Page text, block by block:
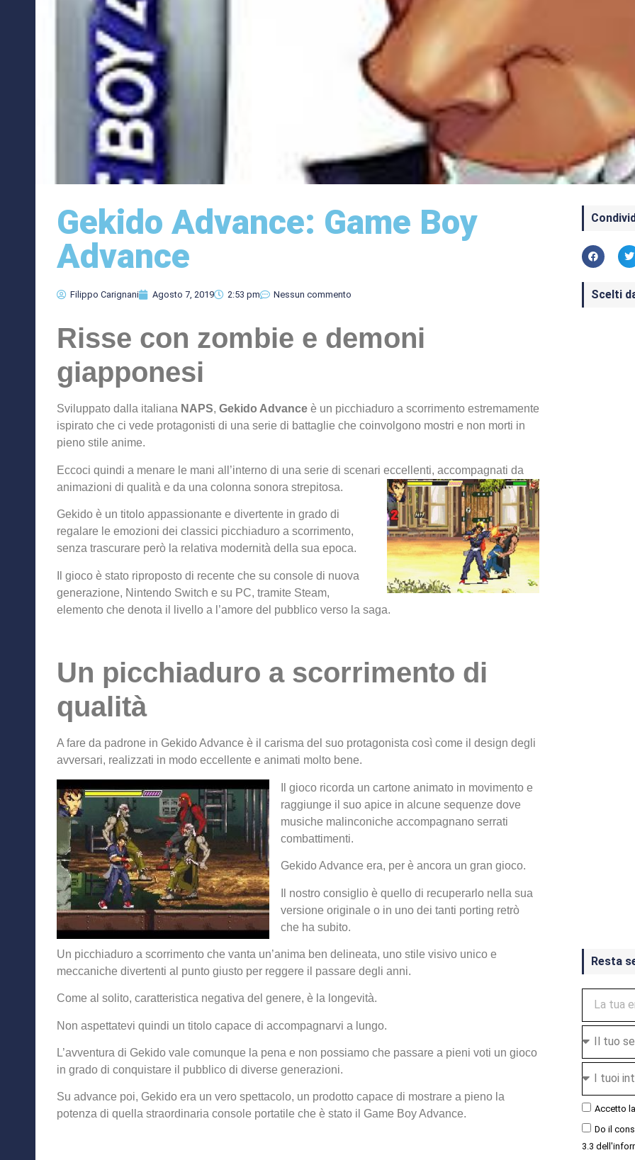
Gekido Advance: Game Boy
Advance
Filippo Carignani Agosto 7, 2019 2:53 pm Nessun commento
Risse con zombie e demoni
giapponesi
Sviluppato dalla italiana NAPS, Gekido Advance è un picchiaduro a scorrimento estremamente
ispirato che ci vede protagonisti di una serie di battaglie che coinvolgono mostri e non morti in
pieno stile anime.
Eccoci quindi a menare le mani all’interno di una serie di scenari eccellenti, accompagnati da
animazioni di qualità e da una colonna sonora strepitosa.
Gekido è un titolo appassionante e divertente in grado di
regalare le emozioni dei classici picchiaduro a scorrimento,
senza trascurare però la relativa modernità della sua epoca.
Il gioco è stato riproposto di recente che su console di nuova
generazione, Nintendo Switch e su PC, tramite Steam,
elemento che denota il livello a l’amore del pubblico verso la saga.
Un picchiaduro a scorrimento di
qualità
A fare da padrone in Gekido Advance è il carisma del suo protagonista così come il design degli
avversari, realizzati in modo eccellente e animati molto bene.
Il gioco ricorda un cartone animato in movimento e
raggiunge il suo apice in alcune sequenze dove
musiche malinconiche accompagnano serrati
combattimenti.
Gekido Advance era, per è ancora un gran gioco.
Il nostro consiglio è quello di recuperarlo nella sua
versione originale o in uno dei tanti porting retrò
che ha subito.
Un picchiaduro a scorrimento che vanta un’anima ben delineata, uno stile visivo unico e
meccaniche divertenti al punto giusto per reggere il passare degli anni.
Come al solito, caratteristica negativa del genere, è la longevità.
Non aspettatevi quindi un titolo capace di accompagnarvi a lungo.
L’avventura di Gekido vale comunque la pena e non possiamo che passare a pieni voti un gioco
in grado di conquistare il pubblico di diverse generazioni.
Su advance poi, Gekido era un vero spettacolo, un prodotto capace di mostrare a pieno la
potenza di quella straordinaria console portatile che è stato il Game Boy Advance.
Scelti
Resta
Accetto la
Do il
3.3